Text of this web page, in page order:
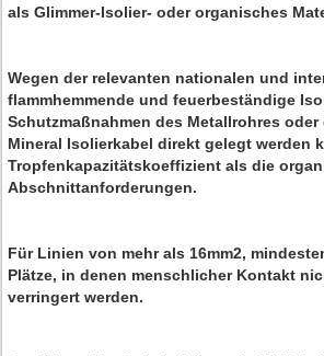
als Glimmer-Isolier- oder organisches
Wegen der relevanten nationalen und
flammhemmende und feuerbeständige
Schutzmaßnahmen des Metallrohres
Mineral Isolierkabel direkt gelegt werden
Tropfenkapazitätskoeffizient als die
Abschnittanforderungen.
Für Linien von mehr als 16mm2,
Plätze, in denen menschlicher Kontakt
verringert werden.